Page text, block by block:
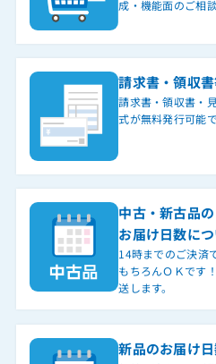
成・機能面のご相
請求書・領収
請求書・領収書・
式が無料発行可能で
中古・新古品の
お届け日数に
14時までのご決済
もちろんＯＫです
送します。
新品のお届け